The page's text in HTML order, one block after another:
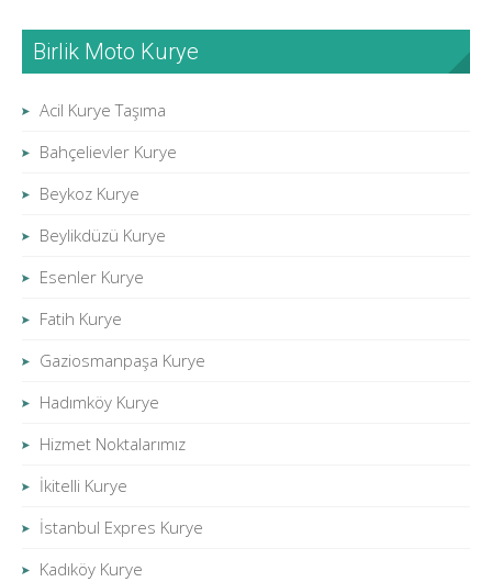
Birlik Moto Kurye
Acil Kurye Taşıma
Bahçelievler Kurye
Beykoz Kurye
Beylikdüzü Kurye
Esenler Kurye
Fatih Kurye
Gaziosmanpaşa Kurye
Hadımköy Kurye
Hizmet Noktalarımız
İkitelli Kurye
İstanbul Expres Kurye
Kadıköy Kurye